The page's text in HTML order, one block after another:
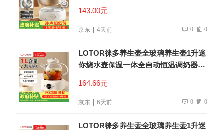
143.00元
京东 4天前 0 0
LOTOR徕多养生壶全玻璃养生壶1升迷
你烧水壶保温一体全自动恒温调奶器电
164.66元
京东 6天前 0 0
LOTOR徕多养生壶全玻璃养生壶1升迷